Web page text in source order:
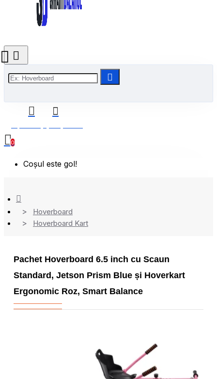
0
Coșul este gol!
Hoverboard
Hoverboard Kart
Pachet Hoverboard 6.5 inch cu Scaun
Standard, Jetson Prism Blue și Hoverkart
Ergonomic Roz, Smart Balance